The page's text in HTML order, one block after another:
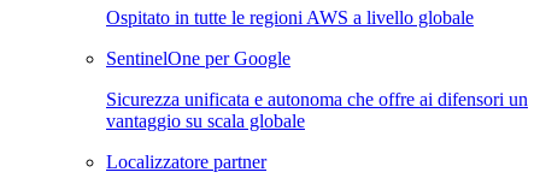
Ospitato in tutte le regioni AWS a livello globale
SentinelOne per Google
Sicurezza unificata e autonoma che offre ai difensori un
vantaggio su scala globale
Localizzatore partner